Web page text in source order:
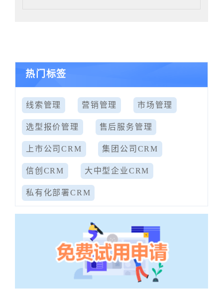
热门标签
线索管理 营销管理 市场管理
选型报价管理 售后服务管理
上市公司CRM 集团公司CRM
信创CRM 大中型企业CRM
私有化部署CRM